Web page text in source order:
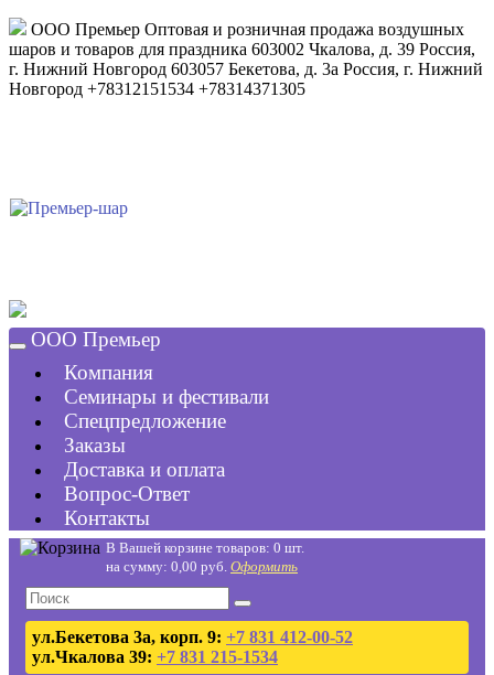
ООО Премьер Оптовая и розничная продажа воздушных
шаров и товаров для праздника 603002 Чкалова, д. 39 Россия,
г. Нижний Новгород 603057 Бекетова, д. 3а Россия, г. Нижний
Новгород +78312151534 +78314371305
ООО Премьер
Компания
Семинары и фестивали
Спецпредложение
Заказы
Доставка и оплата
Вопрос-Ответ
Контакты
В Вашей корзине товаров: 0 шт.
на сумму: 0,00 руб. Оформить
ул.Бекетова 3а, корп. 9: +7 831 412-00-52
ул.Чкалова 39: +7 831 215-1534